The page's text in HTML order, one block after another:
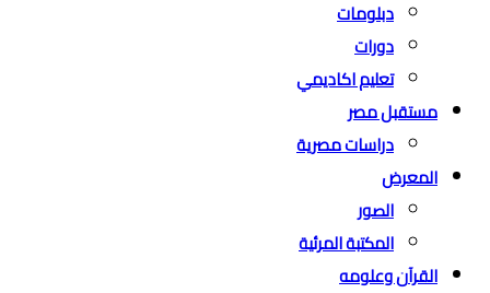
دبلومات
دورات
تعليم اكاديمي
مستقبل مصر
دراسات مصرية
المعرض
الصور
المكتبة المرئية
القرآن وعلومه